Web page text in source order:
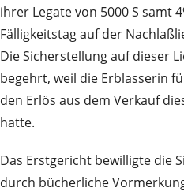
ihrer Legate von 5000 S samt
Fälligkeitstag auf der
Die Sicherstellung auf dieser
begehrt, weil die Erblasserin
den Erlös aus dem Verkauf
hatte.
Das Erstgericht bewilligte die
durch bücherliche